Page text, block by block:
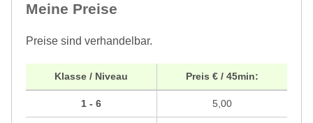
Meine Preise
Preise sind verhandelbar.
Klasse / Niveau
1 - 6
Preis € / 45min:
5,00